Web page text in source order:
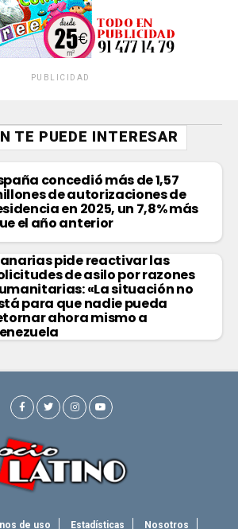
PUBLICIDAD
TE PUEDE INTERESAR
concedió más de 1,57
de autorizaciones de
en 2025, un 7,8% más
el año anterior
pide reactivar las
de asilo por razones
«La situación no
para que nadie pueda
ahora mismo a
de uso Estadísticas Nosotros